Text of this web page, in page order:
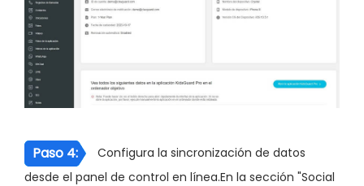
Paso 4:
Configura la sincronización de datos
desde el panel de control en línea.En la sección "Social